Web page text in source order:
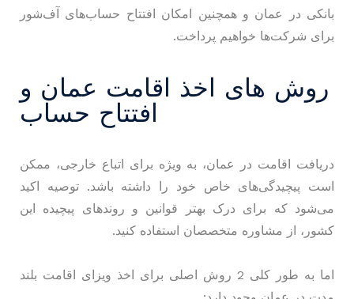
بانکی در عمان و همچنین امکان افتتاح حساب‌های آف‌شور
برای شرکت‌ها خواهیم پرداخت.
روش های اخذ اقامت عمان و
افتتاح حساب
دریافت اقامت در عمان، به ویژه برای اتباع خارجی، ممکن
است پیچیدگی‌های خاص خود را داشته باشد. توصیه اکید
می‌شود که برای درک بهتر قوانین و روندهای پیچیده این
کشور، از مشاوره متخصصان استفاده کنید.
اما به طور کلی 2 روش اصلی برای اخذ ویزای اقامت بلند